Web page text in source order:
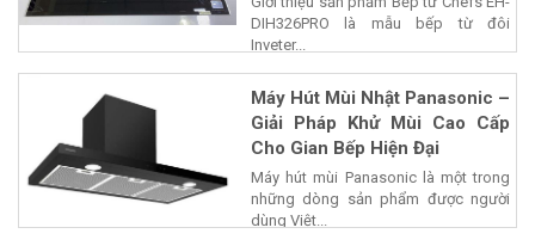
DIH326PRO là mẫu bếp từ đôi
Inveter...
Máy Hút Mùi Nhật Panasonic –
Giải Pháp Khử Mùi Cao Cấp
Cho Gian Bếp Hiện Đại
Máy hút mùi Panasonic là một trong
những dòng sản phẩm được người
dùng Việt...